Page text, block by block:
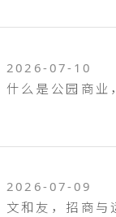
2026-07-10
2026-07-09
文和友，招商与